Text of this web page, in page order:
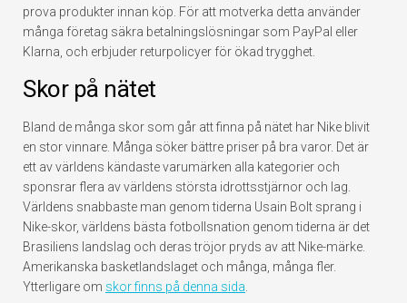
prova produkter innan köp. För att motverka detta använder
många företag säkra betalningslösningar som PayPal eller
Klarna, och erbjuder returpolicyer för ökad trygghet.
Skor på nätet
Bland de många skor som går att finna på nätet har Nike blivit
en stor vinnare. Många söker bättre priser på bra varor. Det är
ett av världens kändaste varumärken alla kategorier och
sponsrar flera av världens största idrottsstjärnor och lag.
Världens snabbaste man genom tiderna Usain Bolt sprang i
Nike-skor, världens bästa fotbollsnation genom tiderna är det
Brasiliens landslag och deras tröjor pryds av att Nike-märke.
Amerikanska basketlandslaget och många, många fler.
Ytterligare om skor finns på denna sida